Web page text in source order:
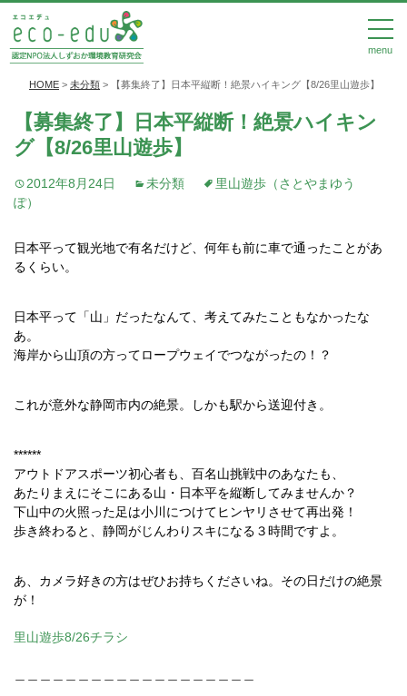
menu
HOME > 未分類 > 【募集終了】日本平縦断！絶景ハイキング【8/26里山遊歩】
【募集終了】日本平縦断！絶景ハイキン
グ【8/26里山遊歩】
2012年8月24日 未分類
里山遊歩（さとやまゆう
ぽ）
日本平って観光地で有名だけど、何年も前に車で通ったことがあ
るくらい。
日本平って「山」だったなんて、考えてみたこともなかったな
あ。
海岸から山頂の方ってロープウェイでつながったの！？
これが意外な静岡市内の絶景。しかも駅から送迎付き。
******
アウトドアスポーツ初心者も、百名山挑戦中のあなたも、
あたりまえにそこにある山・日本平を縦断してみませんか？
下山中の火照った足は小川につけてヒンヤリさせて再出発！
歩き終わると、静岡がじんわりスキになる３時間ですよ。
あ、カメラ好きの方はぜひお持ちくださいね。その日だけの絶景
が！
里山遊歩8/26チラシ